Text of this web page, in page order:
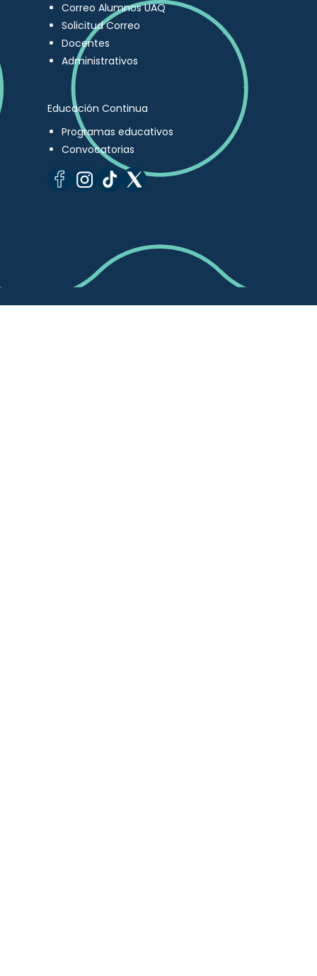
Correo Alumnos UAQ
Solicitud Correo
Docentes
Administrativos
Educación Continua
Programas educativos
Convocatorias